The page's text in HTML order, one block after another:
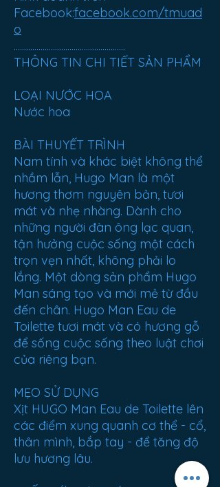
Facebook:facebook.com/tmuad
o
......................................................
THÔNG TIN CHI TIẾT SẢN PHẨM
LOẠI NƯỚC HOA
Nước hoa
BÀI THUYẾT TRÌNH
Nam tính và khác biệt không thể
nhầm lẫn, Hugo Man là một
hương thơm nguyên bản, tươi
mát và nhẹ nhàng. Dành cho
những người đàn ông lạc quan,
tận hưởng cuộc sống một cách
trọn vẹn nhất, không phải lo
lắng. Một dòng sản phẩm Hugo
Man sáng tạo và mới mẻ từ đầu
đến chân. Hugo Man Eau de
Toilette tươi mát và có hương gỗ
để sống cuộc sống theo luật chơi
của riêng bạn.
MẸO SỬ DỤNG
Xịt HUGO Man Eau de Toilette lên
các điểm xung quanh cơ thể - cổ,
thân mình, bắp tay - để tăng độ
lưu hương lâu.